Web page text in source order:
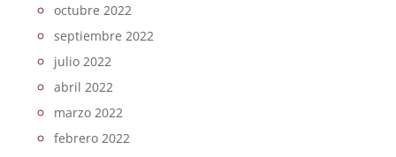
octubre 2022
septiembre 2022
julio 2022
abril 2022
marzo 2022
febrero 2022